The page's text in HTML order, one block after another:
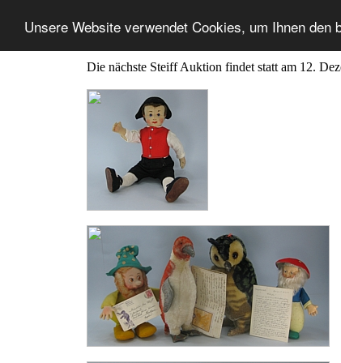
Unsere Website verwendet Cookies, um Ihnen den
Die nächste Steiff Auktion findet statt am 12.